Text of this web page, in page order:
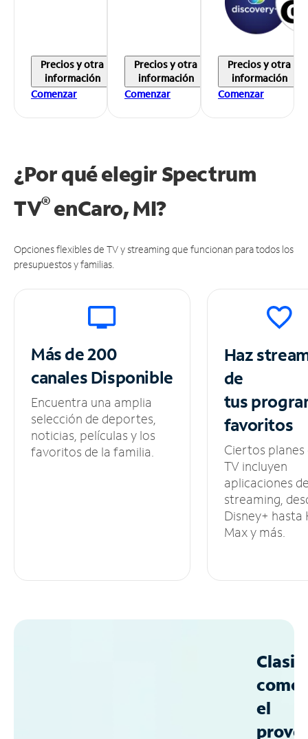
Precios y otra
información
Comenzar
Precios y otra
información
Comenzar
Precios y otra
información
Comenzar
¿Por qué elegir Spectrum
TV®enCaro, MI?
Opciones flexibles de TV y streaming que funcionan para todos los
presupuestos y familias.
Más de 200
canalesDisponible
Encuentra una amplia
selección de deportes,
noticias, películas y los
favoritos de la familia.
Haz
de
tus
favoritos
Ciertos planes
TV incluyen
aplicaciones
streaming,
Disney+ hasta
Max y más.
como
el